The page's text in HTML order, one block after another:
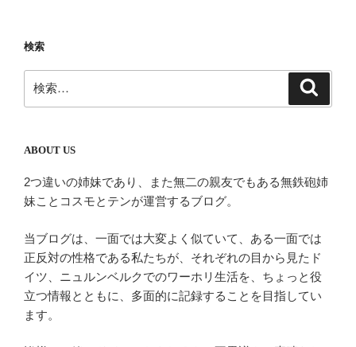
シ
ョ
ン
検索
索:
ABOUT US
2つ違いの姉妹であり、また無二の親友でもある無鉄砲姉
妹ことコスモとテンが運営するブログ。
当ブログは、一面では大変よく似ていて、ある一面では
正反対の性格である私たちが、それぞれの目から見たド
イツ、ニュルンベルクでのワーホリ生活を、ちょっと役
立つ情報とともに、多面的に記録することを目指してい
ます。